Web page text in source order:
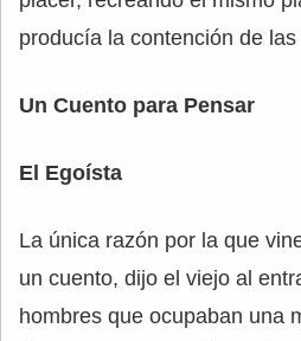
producía la contención de las
Un Cuento para Pensar
El Egoísta
La única razón por la que
un cuento, dijo el viejo al
hombres que ocupaban una